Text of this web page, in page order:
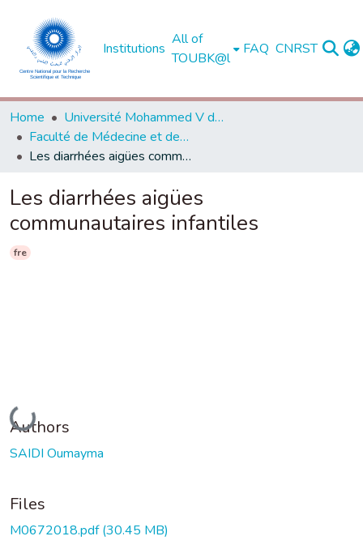
Institutions
All of
TOUBK@l
FAQ CNRST
Home
Université Mohammed V de Rabat
Faculté de Médecine et de Pharmacie - Rabat
Les diarrhées aigües communautaires infantiles
Les diarrhées aigües
communautaires infantiles
fre
Loading...
Authors
SAIDI Oumayma
Files
M0672018.pdf(30.45 MB)